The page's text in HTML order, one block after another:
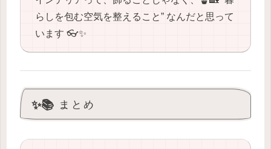
らしを包む空気を整えること” なんだと思って
います 👓✨
✨📚 まとめ